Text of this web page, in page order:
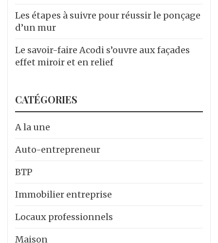
Les étapes à suivre pour réussir le ponçage
d’un mur
Le savoir-faire Acodi s’ouvre aux façades
effet miroir et en relief
CATÉGORIES
A la une
Auto-entrepreneur
BTP
Immobilier entreprise
Locaux professionnels
Maison